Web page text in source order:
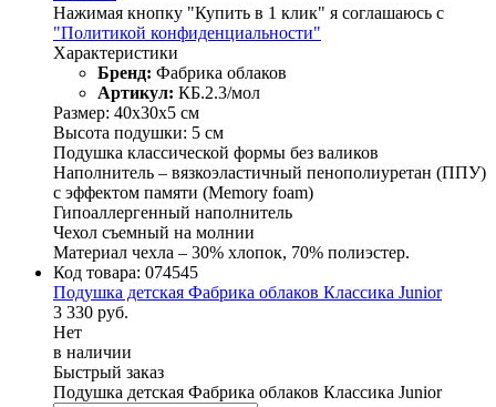
Нажимая кнопку "Купить в 1 клик" я соглашаюсь с
"Политикой конфиденциальности"
Характеристики
Бренд: Фабрика облаков
Артикул: КБ.2.3/мол
Размер: 40х30х5 см
Высота подушки: 5 см
Подушка классической формы без валиков
Наполнитель – вязкоэластичный пенополиуретан (ППУ)
с эффектом памяти (Memory foam)
Гипоаллергенный наполнитель
Чехол съемный на молнии
Материал чехла – 30% хлопок, 70% полиэстер.
Код товара: 074545
Подушка детская Фабрика облаков Классика Junior
3 330 руб.
Нет
в наличии
Быстрый заказ
Подушка детская Фабрика облаков Классика Junior